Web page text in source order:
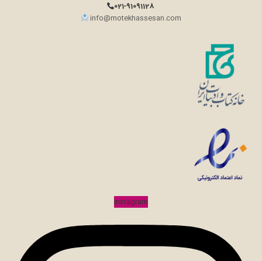
021-91091128
info@motekhassesan.com
Instagram